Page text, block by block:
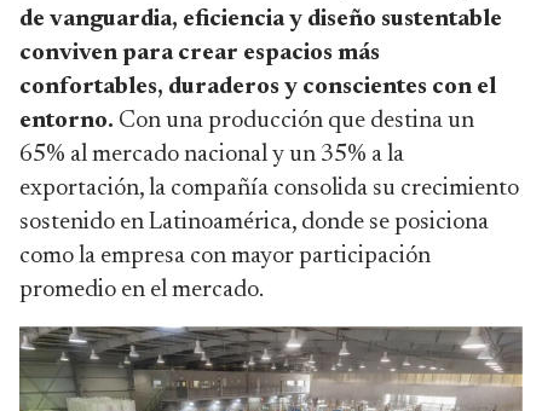
de vanguardia, eficiencia y diseño sustentable
conviven para crear espacios más
confortables, duraderos y conscientes con el
entorno. Con una producción que destina un
65% al mercado nacional y un 35% a la
exportación, la compañía consolida su crecimiento
sostenido en Latinoamérica, donde se posiciona
como la empresa con mayor participación
promedio en el mercado.